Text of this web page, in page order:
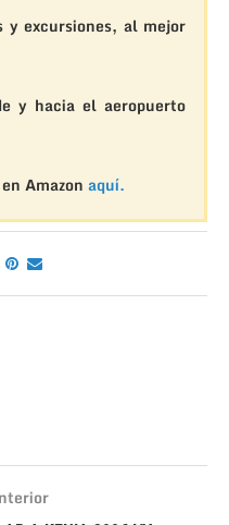
y excursiones, al mejor
y hacia el aeropuerto
Amazon aquí.